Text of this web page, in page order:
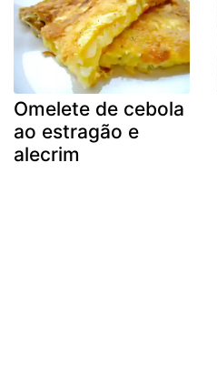
Omelete de cebola
ao estragão e
alecrim